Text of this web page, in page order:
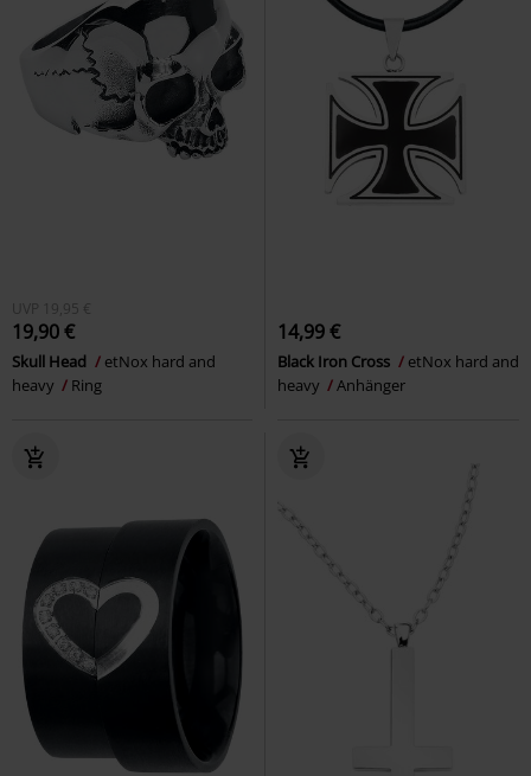
UVP 19,95 €
19,90 €
Skull Head
etNox hard and
heavy
Ring
14,99 €
Black Iron Cross
etNox hard and
heavy
Anhänger